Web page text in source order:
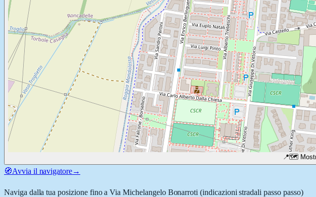
📍🗺️
🧭Avvia il navigatore→
Naviga dalla tua posizione fino aVia Michelangelo Bonarroti (indicazioni stradali passo passo)